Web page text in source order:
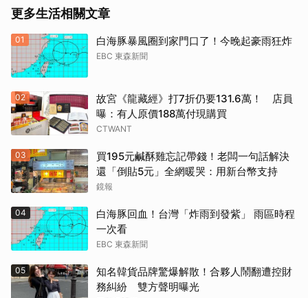
更多生活相關文章
01 白海豚暴風圈到家門口了！今晚起豪雨狂炸
EBC 東森新聞
02
故宮《龍藏經》打7折仍要131.6萬！ 店員
曝：有人原價188萬付現購買
CTWANT
03
買195元鹹酥雞忘記帶錢！老闆一句話解決
還「倒貼5元」全網暖哭：用新台幣支持
鏡報
04
白海豚回血！台灣「炸雨到發紫」 雨區時程
一次看
EBC 東森新聞
05
知名韓貨品牌驚爆解散！合夥人鬧翻遭控財
務糾紛 雙方聲明曝光